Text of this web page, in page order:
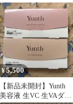
¥5,500
【新品未開封】Yunth
美容液 生VC 生VAダー